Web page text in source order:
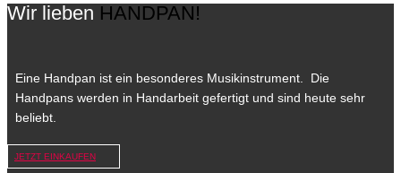
Wir lieben HANDPAN!
Eine Handpan ist ein besonderes Musikinstrument. Die
Handpans werden in Handarbeit gefertigt und sind heute sehr
beliebt.
JETZT EINKAUFEN